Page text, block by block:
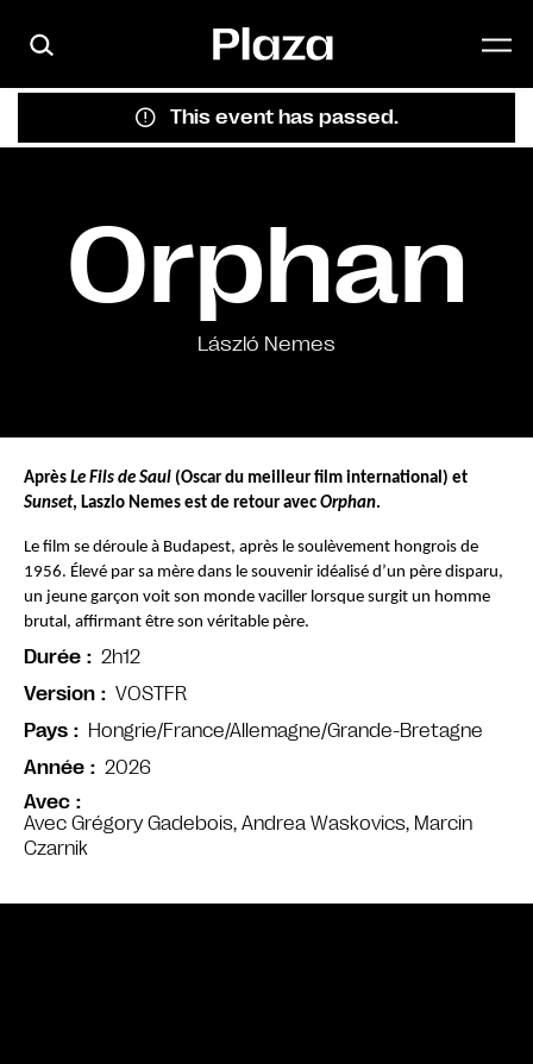
This event has passed.
Orphan
László Nemes
Avec
Avec Grégory Gadebois, Andrea Waskovics, Marcin
Czarnik
Après Le Fils de Saul
Sunset, Laszlo Nemes est de retour avec Orphan.
Le film se déroule à Budapest, après le soulèvement hongrois de
1956. Élevé par sa mère dans le souvenir idéalisé d’un père disparu,
un jeune garçon voit son monde vaciller lorsque surgit un homme
brutal, affirmant être son véritable père.
Durée
2h12
Version
VOSTFR
Pays
Hongrie/France/Allemagne/Grande-Bretagne
Année
2026